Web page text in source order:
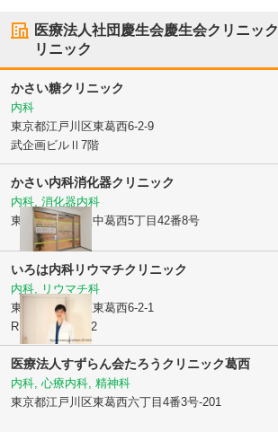
医療法人社団慶生会慶生会クリニック
リニック
かさい糖クリニック
内科
東京都江戸川区東葛西6-2-9
武企画ビルⅡ7階
かさい内科消化器クリニック
内科, 消化器内科
東京都江戸川区 中葛西5丁目42番8号
いろは内科リウマチクリニック
内科, リウマチ科
東京都江戸川区 東葛西6-2-1
RECS東葛西402
医療法人すずらん会たろうクリニック葛西
内科, 心療内科, 精神科
東京都江戸川区東葛西六丁目4番3号-201